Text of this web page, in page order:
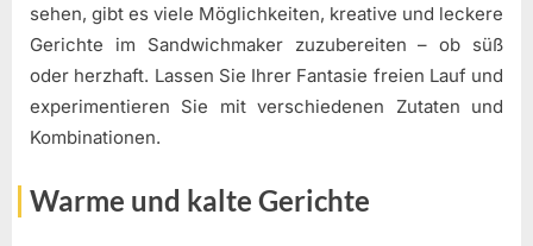
sehen, gibt es viele Möglichkeiten, kreative und leckere
Gerichte im Sandwichmaker zuzubereiten – ob süß
oder herzhaft. Lassen Sie Ihrer Fantasie freien Lauf und
experimentieren Sie mit verschiedenen Zutaten und
Kombinationen.
Warme und kalte Gerichte